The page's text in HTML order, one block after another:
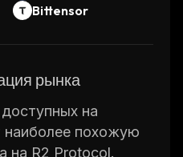
Bittensor
рынка
на
наиболее похожую
на R2 Protocol.